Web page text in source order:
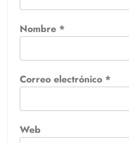
Nombre *
Correo electrónico *
Web